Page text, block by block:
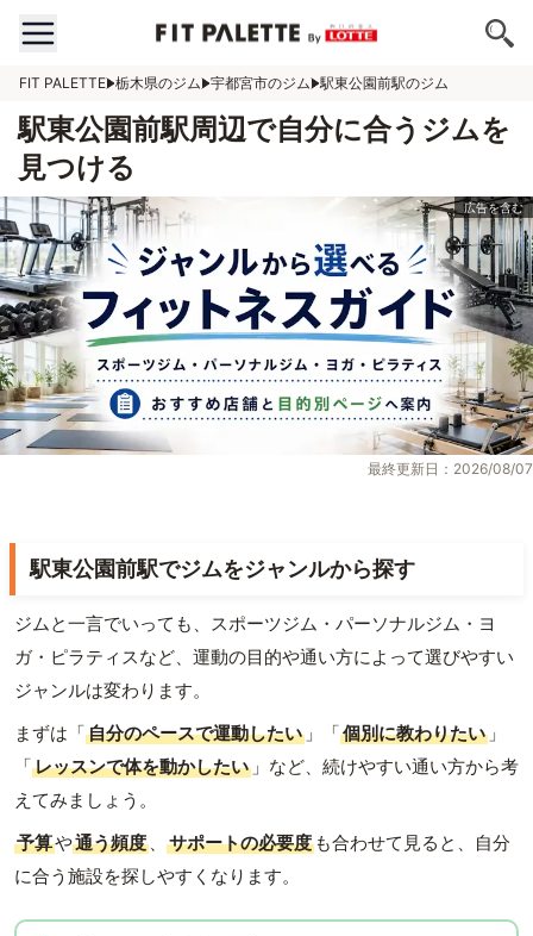
FIT PALETTE 栃木県のジム 宇都宮市のジム 駅東公園前駅のジム
駅東公園前駅周辺で自分に合うジムを
見つける
最終更新日：2026/08/07
駅東公園前駅でジムをジャンルから探す
ジムと一言でいっても、スポーツジム・パーソナルジム・ヨ
ガ・ピラティスなど、運動の目的や通い方によって選びやすい
ジャンルは変わります。
まずは「自分のペースで運動したい 」「個別に教わりたい 」
「レッスンで体を動かしたい 」など、続けやすい通い方から考
えてみましょう。
予算や通う頻度 、 サポートの必要度 も合わせて見ると、自分
に合う施設を探しやすくなります。